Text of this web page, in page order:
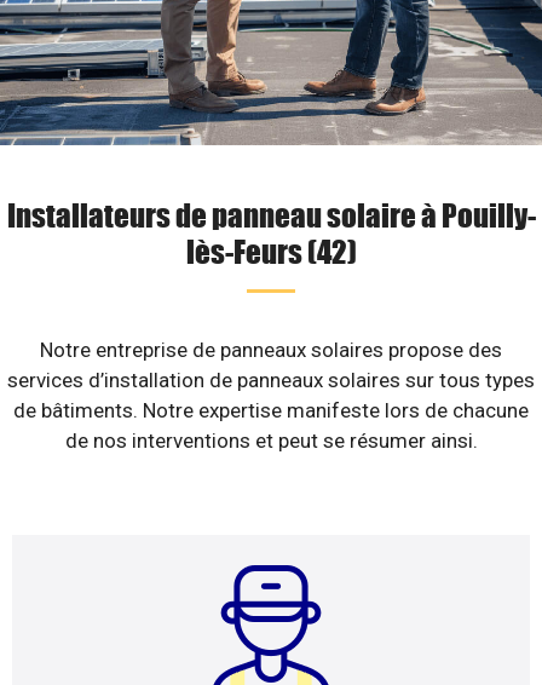
Installateurs de panneau solaire à Pouilly-
lès-Feurs (42)
Notre entreprise de panneaux solaires propose des
services d’installation de panneaux solaires sur tous types
de bâtiments. Notre expertise manifeste lors de chacune
de nos interventions et peut se résumer ainsi.